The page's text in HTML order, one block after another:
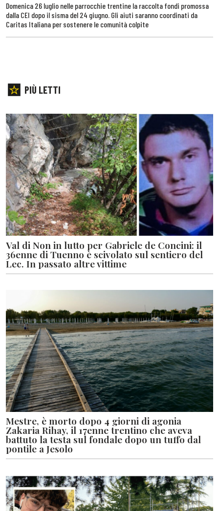
Domenica 26 luglio nelle parrocchie trentine la raccolta fondi promossa
dalla CEI dopo il sisma del 24 giugno. Gli aiuti saranno coordinati da
Caritas Italiana per sostenere le comunità colpite
PIÙ LETTI
Val di Non in lutto per Gabriele de Concini: il
36enne di Tuenno è scivolato sul sentiero del
Lec. In passato altre vittime
Mestre, è morto dopo 4 giorni di agonia
Zakaria Rihay, il 17enne trentino che aveva
battuto la testa sul fondale dopo un tuffo dal
pontile a Jesolo